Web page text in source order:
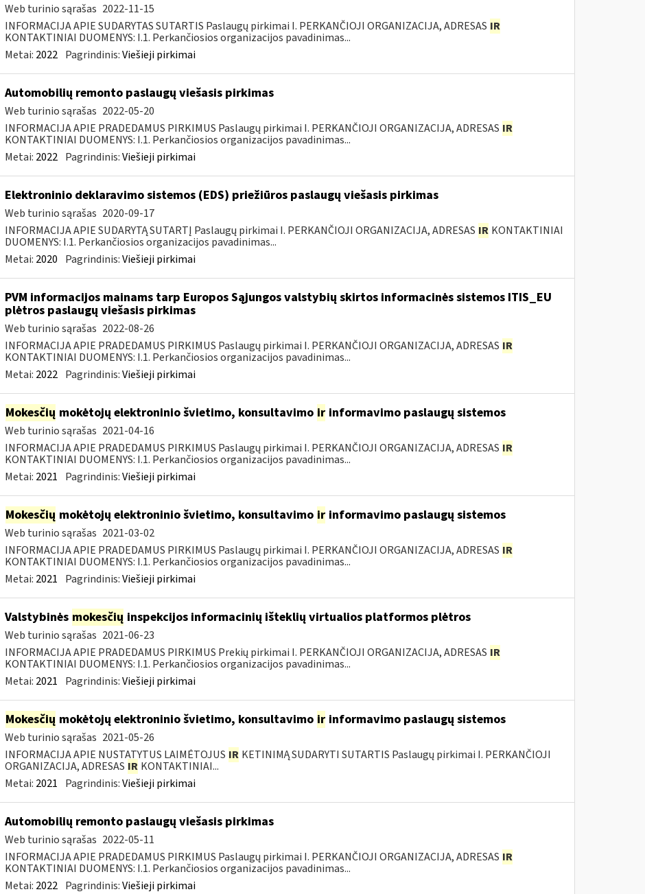
Web turinio sąrašas 2022-11-15
INFORMACIJA APIE SUDARYTAS SUTARTIS Paslaugų pirkimai I. PERKANČIOJI ORGANIZACIJA, ADRESAS IR
KONTAKTINIAI DUOMENYS: I.1. Perkančiosios organizacijos pavadinimas...
Metai: 2022 Pagrindinis:Viešieji pirkimai
Automobilių remonto paslaugų viešasis pirkimas
Web turinio sąrašas 2022-05-20
INFORMACIJA APIE PRADEDAMUS PIRKIMUS Paslaugų pirkimai I. PERKANČIOJI ORGANIZACIJA, ADRESAS IR
KONTAKTINIAI DUOMENYS: I.1. Perkančiosios organizacijos pavadinimas...
Metai: 2022 Pagrindinis:Viešieji pirkimai
Elektroninio deklaravimo sistemos (EDS) priežiūros paslaugų viešasis pirkimas
Web turinio sąrašas 2020-09-17
INFORMACIJA APIE SUDARYTĄ SUTARTĮ Paslaugų pirkimai I. PERKANČIOJI ORGANIZACIJA, ADRESAS IR KONTAKTINIAI
DUOMENYS: I.1. Perkančiosios organizacijos pavadinimas...
Metai: 2020 Pagrindinis:Viešieji pirkimai
PVM informacijos mainams tarp Europos Sąjungos valstybių skirtos informacinės sistemos ITIS_EU
plėtros paslaugų viešasis pirkimas
Web turinio sąrašas 2022-08-26
INFORMACIJA APIE PRADEDAMUS PIRKIMUS Paslaugų pirkimai I. PERKANČIOJI ORGANIZACIJA, ADRESAS IR
KONTAKTINIAI DUOMENYS: I.1. Perkančiosios organizacijos pavadinimas...
Metai: 2022 Pagrindinis:Viešieji pirkimai
Mokesčių mokėtojų elektroninio švietimo, konsultavimo irinformavimo paslaugų sistemos
Web turinio sąrašas 2021-04-16
INFORMACIJA APIE PRADEDAMUS PIRKIMUS Paslaugų pirkimai I. PERKANČIOJI ORGANIZACIJA, ADRESAS IR
KONTAKTINIAI DUOMENYS: I.1. Perkančiosios organizacijos pavadinimas...
Metai: 2021 Pagrindinis:Viešieji pirkimai
Mokesčių mokėtojų elektroninio švietimo, konsultavimo irinformavimo paslaugų sistemos
Web turinio sąrašas 2021-03-02
INFORMACIJA APIE PRADEDAMUS PIRKIMUS Paslaugų pirkimai I. PERKANČIOJI ORGANIZACIJA, ADRESAS IR
KONTAKTINIAI DUOMENYS: I.1. Perkančiosios organizacijos pavadinimas...
Metai: 2021 Pagrindinis:Viešieji pirkimai
Valstybinės mokesčių inspekcijos informacinių išteklių virtualios platformos plėtros
Web turinio sąrašas 2021-06-23
INFORMACIJA APIE PRADEDAMUS PIRKIMUS Prekių pirkimai I. PERKANČIOJI ORGANIZACIJA, ADRESAS IR
KONTAKTINIAI DUOMENYS: I.1. Perkančiosios organizacijos pavadinimas...
Metai: 2021 Pagrindinis:Viešieji pirkimai
Mokesčių mokėtojų elektroninio švietimo, konsultavimo irinformavimo paslaugų sistemos
Web turinio sąrašas 2021-05-26
INFORMACIJA APIE NUSTATYTUS LAIMĖTOJUS IR KETINIMĄ SUDARYTI SUTARTIS Paslaugų pirkimai I. PERKANČIOJI
ORGANIZACIJA, ADRESAS IR KONTAKTINIAI...
Metai: 2021 Pagrindinis:Viešieji pirkimai
Automobilių remonto paslaugų viešasis pirkimas
Web turinio sąrašas 2022-05-11
INFORMACIJA APIE PRADEDAMUS PIRKIMUS Paslaugų pirkimai I. PERKANČIOJI ORGANIZACIJA, ADRESAS IR
KONTAKTINIAI DUOMENYS: I.1. Perkančiosios organizacijos pavadinimas...
Metai: 2022 Pagrindinis:Viešieji pirkimai